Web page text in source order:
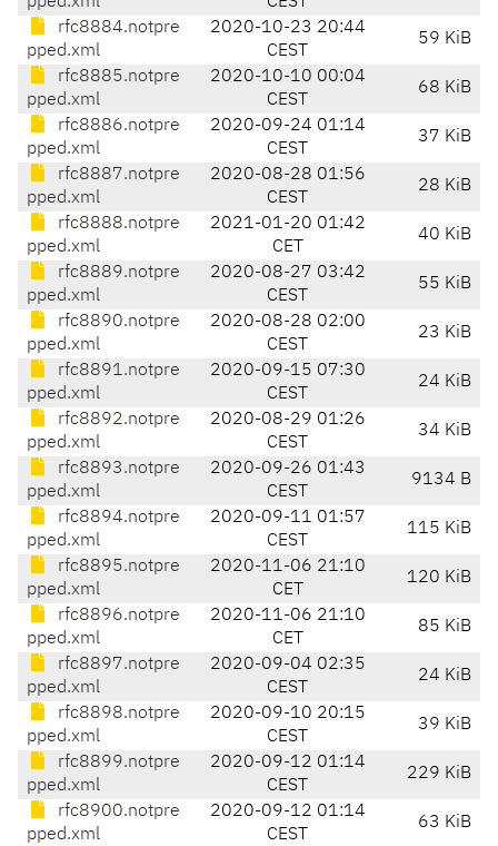
rfc8884.notpre
pped.xml
2020-10-23 20:44
CEST
59 KiB
rfc8885.notpre
pped.xml
2020-10-10 00:04
CEST
68 KiB
rfc8886.notpre
pped.xml
2020-09-24 01:14
CEST
37 KiB
rfc8887.notpre
pped.xml
2020-08-28 01:56
CEST
28 KiB
rfc8888.notpre
pped.xml
2021-01-20 01:42
CET
40 KiB
rfc8889.notpre
pped.xml
2020-08-27 03:42
CEST
55 KiB
rfc8890.notpre
pped.xml
2020-08-28 02:00
CEST
23 KiB
rfc8891.notpre
pped.xml
2020-09-15 07:30
CEST
24 KiB
rfc8892.notpre
pped.xml
2020-08-29 01:26
CEST
34 KiB
rfc8893.notpre
pped.xml
2020-09-26 01:43
CEST
9134 B
rfc8894.notpre
pped.xml
2020-09-11 01:57
CEST
115 KiB
rfc8895.notpre
pped.xml
2020-11-06 21:10
CET
120 KiB
rfc8896.notpre
pped.xml
2020-11-06 21:10
CET
85 KiB
rfc8897.notpre
pped.xml
2020-09-04 02:35
CEST
24 KiB
rfc8898.notpre
pped.xml
2020-09-10 20:15
CEST
39 KiB
rfc8899.notpre
pped.xml
2020-09-12 01:14
CEST
229 KiB
rfc8900.notpre
pped.xml
2020-09-12 01:14
CEST
63 KiB